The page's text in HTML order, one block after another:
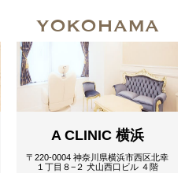
YOKOHAMA
A CLINIC 横浜
〒220-0004 神奈川県横浜市西区北幸
１丁目８−２ 犬山西口ビル ４階